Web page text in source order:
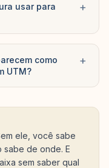
usar para
+
como
UTM?
+
ele, você sabe
sabe de onde. E
sem saber qual